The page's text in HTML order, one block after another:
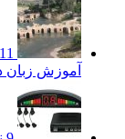
11 نظر
آموزش زبان